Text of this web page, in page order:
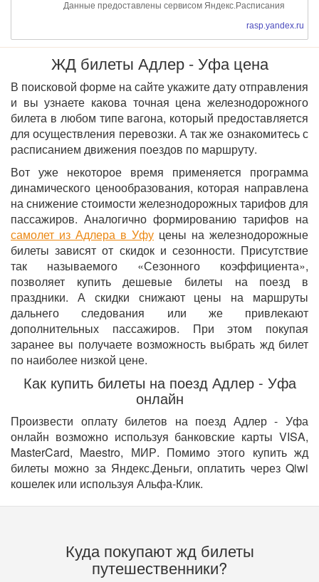
Данные предоставлены сервисом Яндекс.Расписания
rasp.yandex.ru
ЖД билеты Адлер - Уфа цена
В поисковой форме на сайте укажите дату отправления
и вы узнаете какова точная цена железнодорожного
билета в любом типе вагона, который предоставляется
для осуществления перевозки. А так же ознакомитесь с
расписанием движения поездов по маршруту.
Вот уже некоторое время применяется программа
динамического ценообразования, которая направлена
на снижение стоимости железнодорожных тарифов для
пассажиров. Аналогично формированию тарифов на
самолет из Адлера в Уфу цены на железнодорожные
билеты зависят от скидок и сезонности. Присутствие
так называемого «Сезонного коэффициента»,
позволяет купить дешевые билеты на поезд в
праздники. А скидки снижают цены на маршруты
дальнего следования или же привлекают
дополнительных пассажиров. При этом покупая
заранее вы получаете возможность выбрать жд билет
по наиболее низкой цене.
Как купить билеты на поезд Адлер - Уфа
онлайн
Произвести оплату билетов на поезд Адлер - Уфа
онлайн возможно используя банковские карты VISA,
MasterCard, Maestro, МИР. Помимо этого купить жд
билеты можно за Яндекс.Деньги, оплатить через Qiwi
кошелек или используя Альфа-Клик.
Куда покупают жд билеты
путешественники?